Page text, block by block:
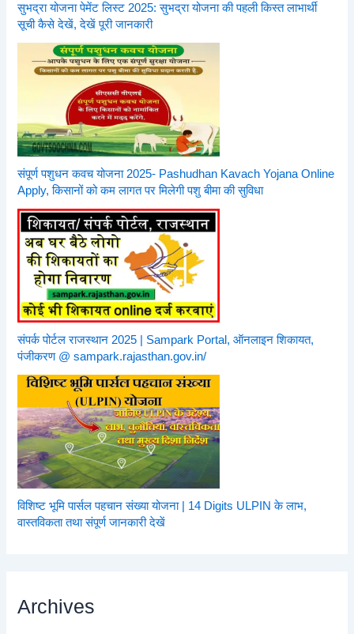
सुभद्रा योजना पेमेंट लिस्ट 2025: सुभद्रा योजना की पहली किस्त लाभार्थी
सूची कैसे देखें, देखें पूरी जानकारी
संपूर्ण पशुधन कवच योजना 2025- Pashudhan Kavach Yojana Online
Apply, किसानों को कम लागत पर मिलेगी पशु बीमा की सुविधा
संपर्क पोर्टल राजस्थान 2025 | Sampark Portal, ऑनलाइन शिकायत,
पंजीकरण @ sampark.rajasthan.gov.in/
विशिष्ट भूमि पार्सल पहचान संख्या योजना | 14 Digits ULPIN के लाभ,
वास्तविकता तथा संपूर्ण जानकारी देखें
Archives